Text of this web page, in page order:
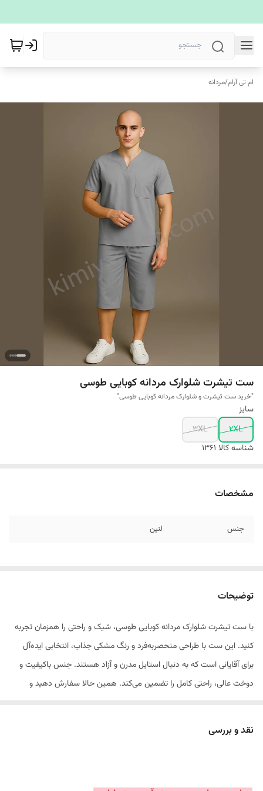
ام تی آرام/مردانه
ست تیشرت شلوارک مردانه کوبایی طوسی
"خرید ست تیشرت و شلوارک مردانه کوبایی طوسی"
سایز
2XL
3XL
شناسه کالا 1361
مشخصات
جنس لنین
توضیحات
با ست تیشرت شلوارک مردانه کوبایی طوسی، شیک و راحتی را همزمان تجربه
کنید. این ست با طراحی منحصربه‌فرد و رنگ مشکی جذاب، انتخابی ایده‌آل
برای آقایانی است که به دنبال استایل مدرن و آزاد هستند. جنس باکیفیت و
دوخت عالی، راحتی کامل را تضمین می‌کند. همین حالا سفارش دهید و
نقد و بررسی